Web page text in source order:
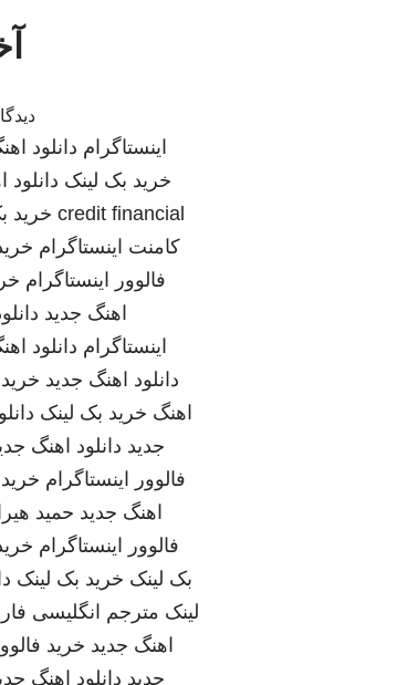
اینستاگرام دانلود
خرید بک لینک دانلود
credit financial خرید
کامنت اینستاگرام
فالوور اینستاگرام
اهنگ جدید
اینستاگرام دانلود
دانلود اهنگ جدید
اهنگ خرید بک لینک
جدید دانلود اهنگ
فالوور اینستاگرام
اهنگ جدید حمید
فالوور اینستاگرام
بک لینک خرید بک لینک
لینک مترجم انگلیسی
اهنگ جدید خرید
جدید دانلود اهنگ